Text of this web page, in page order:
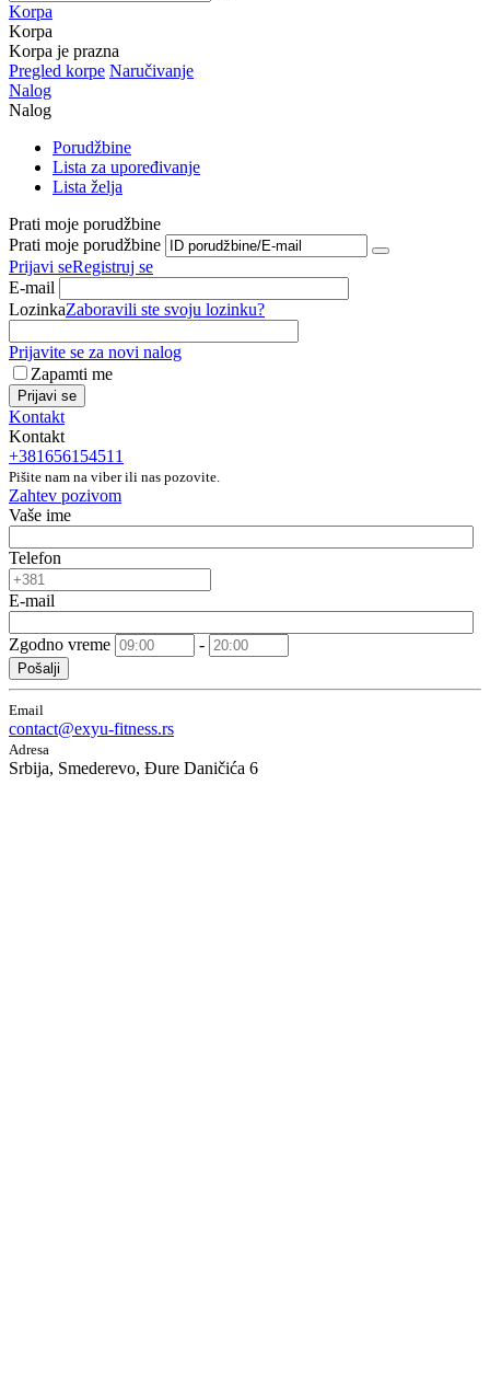
Korpa
Korpa
Korpa je prazna
Pregled korpe Naručivanje
Nalog
Nalog
Porudžbine
Lista za upoređivanje
Lista želja
Prati moje porudžbine
Prati moje porudžbine
Prijavi seRegistruj se
E-mail
LozinkaZaboravili ste svoju lozinku?
Prijavite se za novi nalog
Zapamti me
Prijavi se
Kontakt
Kontakt
+381656154511
Pišite nam na viber ili nas pozovite.
Zahtev pozivom
Vaše ime
Telefon
E-mail
Zgodno vreme -
Pošalji
Email
contact@exyu-fitness.rs
Adresa
Srbija, Smederevo, Đure Daničića 6